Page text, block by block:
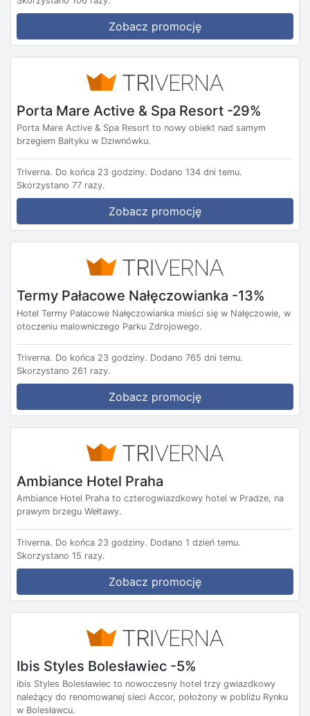
Zobacz promocję
Porta Mare Active & Spa Resort -29%
Porta Mare Active & Spa Resort to nowy obiekt nad samym
brzegiem Bałtyku w Dziwnówku.
Triverna. Do końca 23 godziny. Dodano 134 dni temu.
Skorzystano 77 razy.
Zobacz promocję
Termy Pałacowe Nałęczowianka -13%
Hotel Termy Pałacowe Nałęczowianka mieści się w Nałęczowie, w
otoczeniu malowniczego Parku Zdrojowego.
Triverna. Do końca 23 godziny. Dodano 765 dni temu.
Skorzystano 261 razy.
Zobacz promocję
Ambiance Hotel Praha
Ambiance Hotel Praha to czterogwiazdkowy hotel w Pradze, na
prawym brzegu Wełtawy.
Triverna. Do końca 23 godziny. Dodano 1 dzień temu.
Skorzystano 15 razy.
Zobacz promocję
Ibis Styles Bolesławiec -5%
ibis Styles Bolesławiec to nowoczesny hotel trzy gwiazdkowy
należący do renomowanej sieci Accor, położony w pobliżu Rynku
w Bolesławcu.